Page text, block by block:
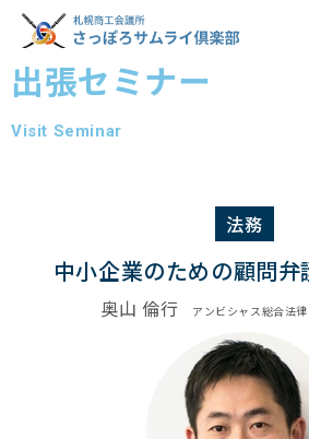
出張セミナー
Visit Seminar
法務
中小企業のための顧問
奥山 倫行 アンビシャス総合法